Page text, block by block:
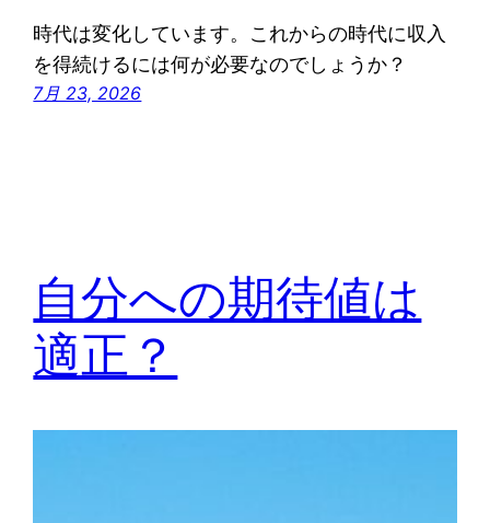
時代は変化しています。これからの時代に収入
を得続けるには何が必要なのでしょうか？
7月 23, 2026
自分への期待値は
適正？